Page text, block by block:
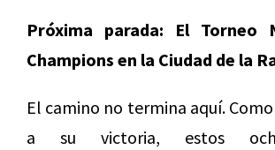
Próxima parada: El Torneo
Champions en la Ciudad de la
El camino no termina aquí.
a su victoria, estos